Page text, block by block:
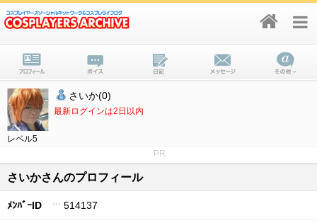
レベル5
さいか(0)
最新ログインは2日以内
PR
さいかさんのプロフィール
ﾒﾝﾊﾞｰID 514137